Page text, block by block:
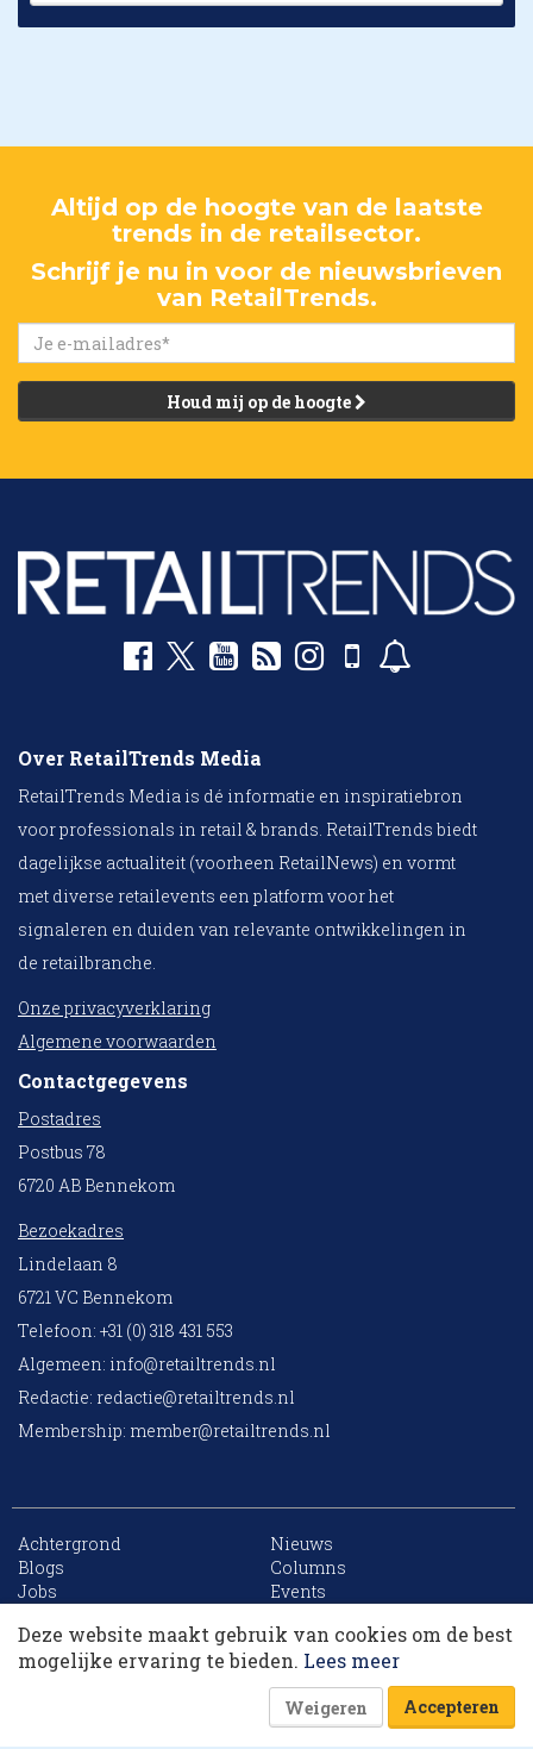
Altijd op de hoogte van de laatste
trends in de retailsector.
Schrijf je nu in voor de nieuwsbrieven
van RetailTrends.
Houd mij op de hoogte
Over RetailTrends Media
RetailTrends Media is dé informatie en inspiratiebron
voor professionals in retail & brands. RetailTrends biedt
dagelijkse actualiteit (voorheen RetailNews) en vormt
met diverse retailevents een platform voor het
signaleren en duiden van relevante ontwikkelingen in
de retailbranche.
Onze privacyverklaring
Algemene voorwaarden
Contactgegevens
Postadres
Postbus 78
6720 AB Bennekom
Bezoekadres
Lindelaan 8
6721 VC Bennekom
Telefoon: +31 (0) 318 431 553
Algemeen: info@retailtrends.nl
Redactie: redactie@retailtrends.nl
Membership: member@retailtrends.nl
Achtergrond
Nieuws
Blogs
Columns
Jobs
Events
Archief
Sitemap
Website is powered by
Deze website maakt gebruik van cookies om de best
mogelijke ervaring te bieden. Lees meer
Weigeren Accepteren
10 collega’s
Korting op events